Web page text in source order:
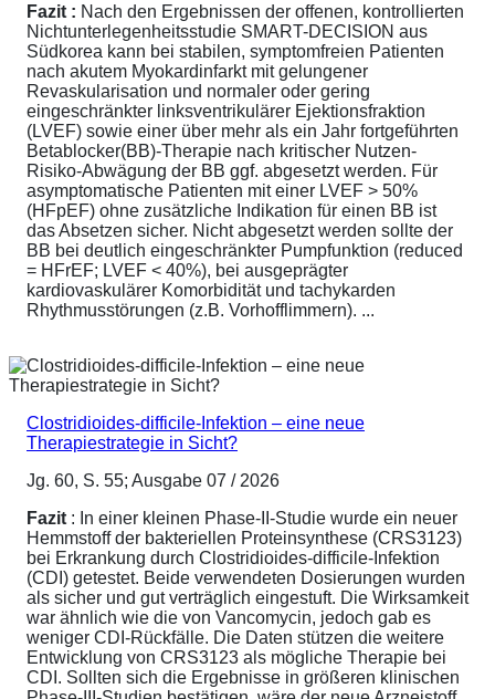
Fazit : Nach den Ergebnissen der offenen, kontrollierten
Nichtunterlegenheitsstudie SMART-DECISION aus
Südkorea kann bei stabilen, symptomfreien Patienten
nach akutem Myokardinfarkt mit gelungener
Revaskularisation und normaler oder gering
eingeschränkter linksventrikulärer Ejektionsfraktion
(LVEF) sowie einer über mehr als ein Jahr fortgeführten
Betablocker(BB)-Therapie nach kritischer Nutzen-
Risiko-Abwägung der BB ggf. abgesetzt werden. Für
asymptomatische Patienten mit einer LVEF > 50%
(HFpEF) ohne zusätzliche Indikation für einen BB ist
das Absetzen sicher. Nicht abgesetzt werden sollte der
BB bei deutlich eingeschränkter Pumpfunktion (reduced
= HFrEF; LVEF < 40%), bei ausgeprägter
kardiovaskulärer Komorbidität und tachykarden
Rhythmusstörungen (z.B. Vorhofflimmern). ...
Clostridioides-difficile-Infektion – eine neue
Therapiestrategie in Sicht?
Jg. 60, S. 55; Ausgabe 07 / 2026
Fazit : In einer kleinen Phase-II-Studie wurde ein neuer
Hemmstoff der bakteriellen Proteinsynthese (CRS3123)
bei Erkrankung durch Clostridioides-difficile-Infektion
(CDI) getestet. Beide verwendeten Dosierungen wurden
als sicher und gut verträglich eingestuft. Die Wirksamkeit
war ähnlich wie die von Vancomycin, jedoch gab es
weniger CDI-Rückfälle. Die Daten stützen die weitere
Entwicklung von CRS3123 als mögliche Therapie bei
CDI. Sollten sich die Ergebnisse in größeren klinischen